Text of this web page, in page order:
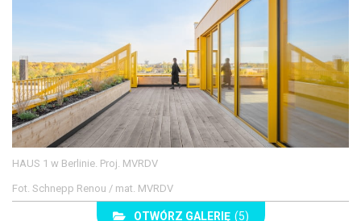
HAUS 1 w Berlinie. Proj. MVRDV
Fot. Schnepp Renou / mat. MVRDV
OTWÓRZ GALERIĘ (5)